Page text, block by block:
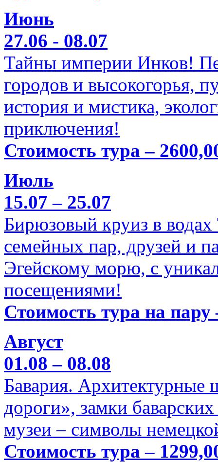
Июнь
27.06 - 08.07
Тайны империи Инков!
городов и высокогорья,
история и мистика,
приключения!
Стоимость тура –
Июль
15.07 – 25.07
Бирюзовый круиз в
семейных пар, друзей и
Эгейскому морю, с
посещениями!
Стоимость тура на пару
Август
01.08 – 08.08
Бавария. Архитектурные
дороги», замки
музеи – символы
Стоимость тура –